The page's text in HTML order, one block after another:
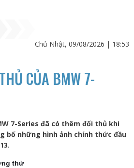
Chủ Nhật, 09/08/2026 | 18:53
CỦA BMW 7-
7-Series đã có thêm đối thủ khi
bố những hình ảnh chính thức đầu
thử